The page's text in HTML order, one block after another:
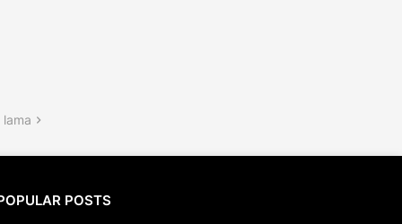
POSTS